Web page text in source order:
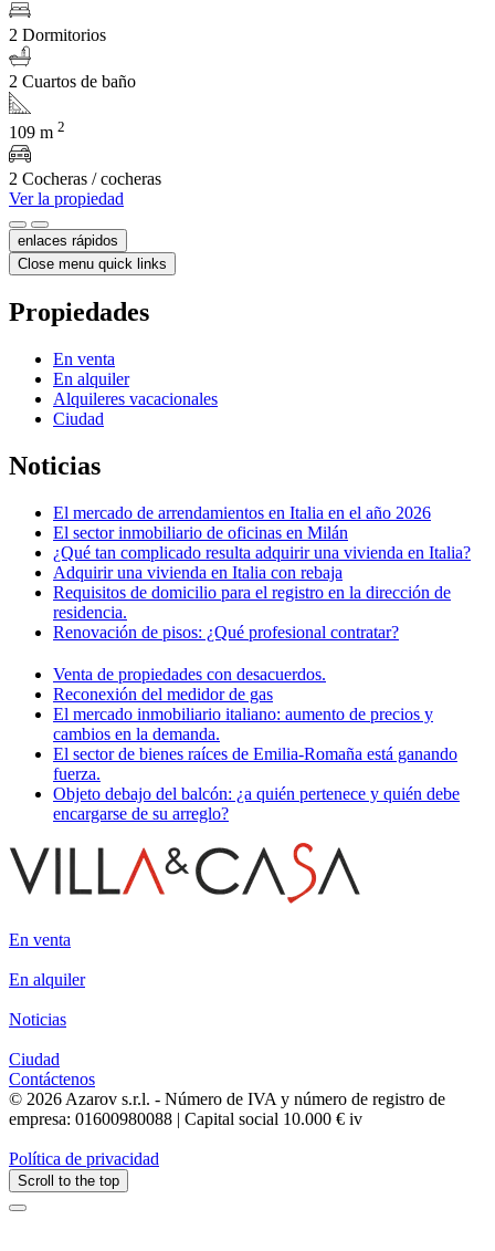
2 Dormitorios
2 Cuartos de baño
109 m 2
2 Cocheras / cocheras
Ver la propiedad
enlaces rápidos
Close menu quick links
Propiedades
En venta
En alquiler
Alquileres vacacionales
Ciudad
Noticias
El mercado de arrendamientos en Italia en el año 2026
El sector inmobiliario de oficinas en Milán
¿Qué tan complicado resulta adquirir una vivienda en Italia?
Adquirir una vivienda en Italia con rebaja
Requisitos de domicilio para el registro en la dirección de
residencia.
Renovación de pisos: ¿Qué profesional contratar?
Venta de propiedades con desacuerdos.
Reconexión del medidor de gas
El mercado inmobiliario italiano: aumento de precios y
cambios en la demanda.
El sector de bienes raíces de Emilia-Romaña está ganando
fuerza.
Objeto debajo del balcón: ¿a quién pertenece y quién debe
encargarse de su arreglo?
En venta
En alquiler
Noticias
Ciudad
Contáctenos
© 2026 Azarov s.r.l. - Número de IVA y número de registro de
empresa: 01600980088 | Capital social 10.000 € iv
Política de privacidad
Scroll to the top